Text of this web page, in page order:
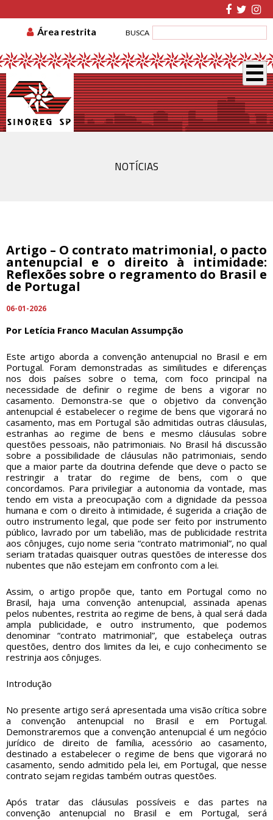
TABELA DE CUSTAS ASSOCIE-SE
GUIA DE
BUSCA
Área restrita
NOTÍCIAS
Artigo – O contrato matrimonial, o pacto
antenupcial e o direito à intimidade:
Reflexões sobre o regramento do Brasil e
de Portugal
06-01-2026
Por Letícia Franco Maculan Assumpção
Este artigo aborda a convenção antenupcial no Brasil e em
Portugal. Foram demonstradas as similitudes e diferenças
nos dois países sobre o tema, com foco principal na
necessidade de definir o regime de bens a vigorar no
casamento. Demonstra-se que o objetivo da convenção
antenupcial é estabelecer o regime de bens que vigorará no
casamento, mas em Portugal são admitidas outras cláusulas,
estranhas ao regime de bens e mesmo cláusulas sobre
questões pessoais, não patrimoniais. No Brasil há discussão
sobre a possibilidade de cláusulas não patrimoniais, sendo
que a maior parte da doutrina defende que deve o pacto se
restringir a tratar do regime de bens, com o que
concordamos. Para privilegiar a autonomia da vontade, mas
tendo em vista a preocupação com a dignidade da pessoa
humana e com o direito à intimidade, é sugerida a criação de
outro instrumento legal, que pode ser feito por instrumento
público, lavrado por um tabelião, mas de publicidade restrita
aos cônjuges, cujo nome seria “contrato matrimonial”, no qual
seriam tratadas quaisquer outras questões de interesse dos
nubentes que não estejam em confronto com a lei.
Assim, o artigo propõe que, tanto em Portugal como no
Brasil, haja uma convenção antenupcial, assinada apenas
pelos nubentes, restrita ao regime de bens, à qual será dada
ampla publicidade, e outro instrumento, que podemos
denominar “contrato matrimonial”, que estabeleça outras
questões, dentro dos limites da lei, e cujo conhecimento se
restrinja aos cônjuges.
Introdução
No presente artigo será apresentada uma visão crítica sobre
a convenção antenupcial no Brasil e em Portugal.
Demonstraremos que a convenção antenupcial é um negócio
jurídico de direito de família, acessório ao casamento,
destinado a estabelecer o regime de bens que vigorará no
casamento, sendo admitido pela lei, em Portugal, que nesse
contrato sejam regidas também outras questões.
Após tratar das cláusulas possíveis e das partes na
convenção antenupcial no Brasil e em Portugal, será